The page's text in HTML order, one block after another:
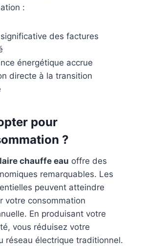
:
des factures
énergétique accrue
directe à la transition
pour
?
chauffe eau offre des
remarquables. Les
peuvent atteindre
votre consommation
En produisant votre
vous réduisez votre
réseau électrique traditionnel.